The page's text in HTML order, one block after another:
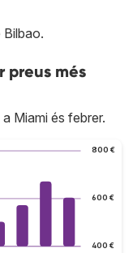
Bilbao.
preus més
Miami és febrer.
400 €
600 €
800 €